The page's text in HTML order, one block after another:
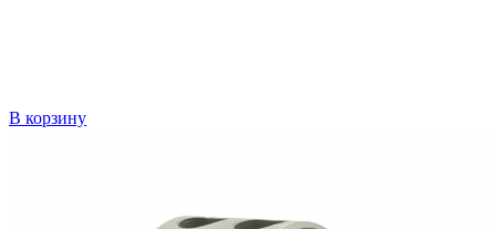
В корзину